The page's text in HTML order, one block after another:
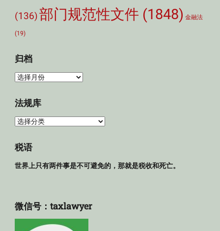
(136)部门规范性文件 (1848) 金融法
(19)
归档
归
法规库
法
库
税语
世界上只有两件事是不可避免的，那就是税收和死亡。
微信号：taxlawyer